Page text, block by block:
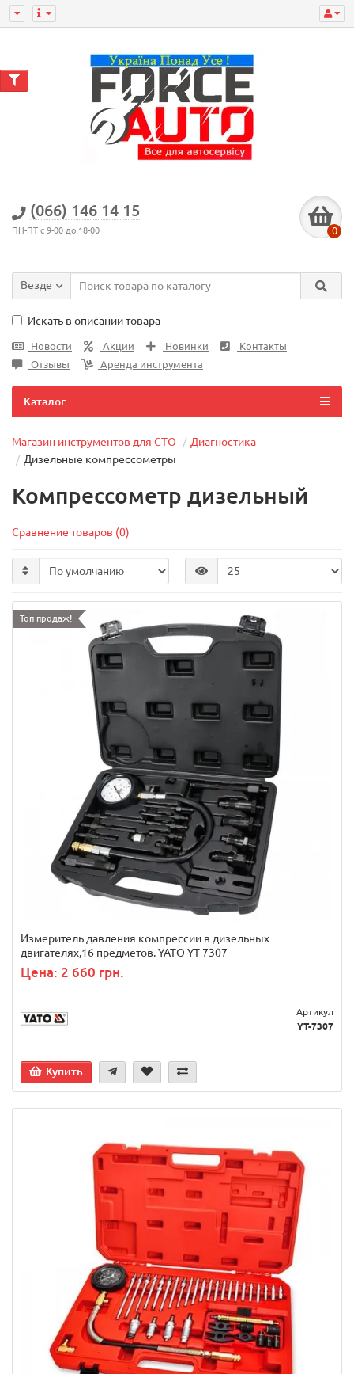
(066) 146 14 15
ПН-ПТ с 9-00 до 18-00 0
Везде
Искать в описании товара
Новости Акции Новинки
Контакты
Отзывы
Аренда инструмента
Каталог
Магазин инструментов для СТО
Диагностика
Дизельные компрессометры
Компрессометр дизельный
Сравнение товаров (0)
Топ продаж!
Измеритель давления компрессии в дизельных
двигателях,16 предметов. YATO YT-7307
Цена: 2 660 грн.
Артикул
YT-7307
Купить